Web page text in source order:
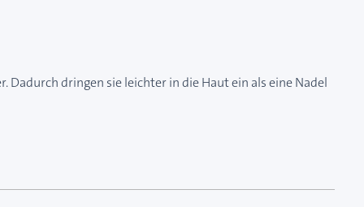
dringen sie leichter in die Haut ein als eine Nadel